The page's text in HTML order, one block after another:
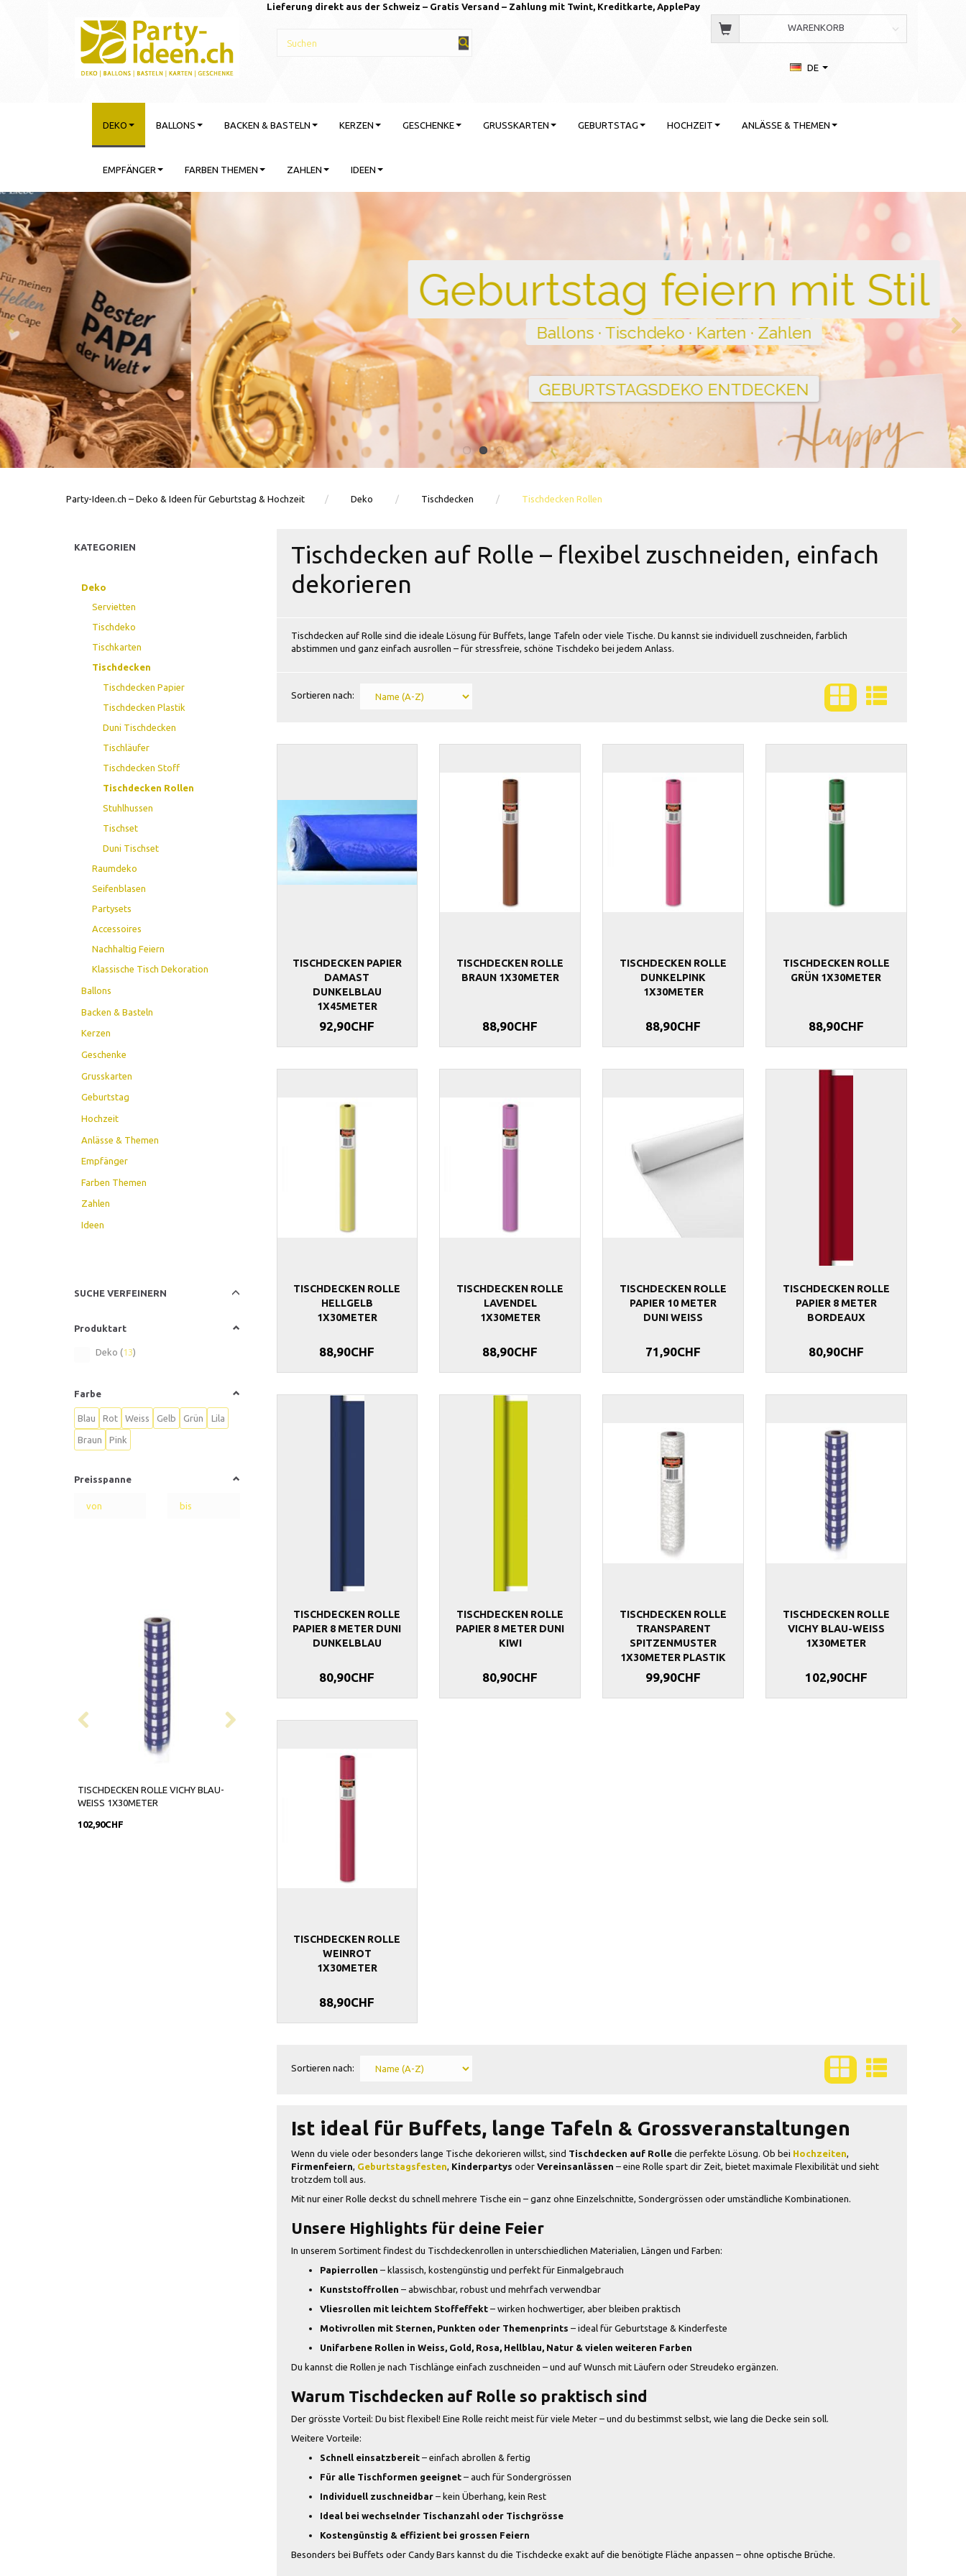
Lieferung direkt aus der Schweiz – Gratis Versand – Zahlung mit Twint, Kreditkarte, ApplePay
WARENKORB
DE
DEKO BALLONS BACKEN & BASTELN KERZEN GESCHENKE GRUSSKARTEN GEBURTSTAG HOCHZEIT ANLÄSSE & THEMEN
EMPFÄNGER FARBEN THEMEN ZAHLEN IDEEN
Geburtstag feiern mit Stil
Ballons · Tischdeko · Karten · Zahlen
GEBURTSTAGSDEKO ENTDECKEN
Party-Ideen.ch – Deko & Ideen für Geburtstag & Hochzeit Deko Tischdecken Tischdecken Rollen
KATEGORIEN
Deko
Servietten
Tischdeko
Tischkarten
Tischdecken
Tischdecken Papier
Tischdecken Plastik
Duni Tischdecken
Tischläufer
Tischdecken Stoff
Tischdecken Rollen
Stuhlhussen
Tischset
Duni Tischset
Raumdeko
Seifenblasen
Partysets
Accessoires
Nachhaltig Feiern
Klassische Tisch Dekoration
Ballons
Backen & Basteln
Kerzen
Geschenke
Grusskarten
Geburtstag
Hochzeit
Anlässe & Themen
Empfänger
Farben Themen
Zahlen
Ideen
SUCHE VERFEINERN Anzeigenfilter
Produktart
Deko (13)
Farbe
Blau Rot Weiss Gelb Grün Lila
Braun Pink
Preisspanne
TISCHDECKEN ROLLE VICHY BLAU-
WEISS 1X30METER
102,90CHF
TISCHDECKEN ROLLE GRÜN
Tischdecken auf Rolle – flexibel zuschneiden, einfach
dekorieren
Tischdecken auf Rolle sind die ideale Lösung für Buffets, lange Tafeln oder viele Tische. Du kannst sie individuell zuschneiden, farblich
abstimmen und ganz einfach ausrollen – für stressfreie, schöne Tischdeko bei jedem Anlass.
Sortieren nach:
TISCHDECKEN PAPIER
DAMAST
DUNKELBLAU
1X45METER
92,90CHF
TISCHDECKEN ROLLE
BRAUN 1X30METER
88,90CHF
TISCHDECKEN ROLLE
DUNKELPINK
1X30METER
88,90CHF
TISCHDECKEN ROLLE
GRÜN 1X30METER
88,90CHF
TISCHDECKEN ROLLE
HELLGELB
1X30METER
88,90CHF
TISCHDECKEN ROLLE
LAVENDEL
1X30METER
88,90CHF
TISCHDECKEN ROLLE
PAPIER 10 METER
DUNI WEISS
71,90CHF
TISCHDECKEN ROLLE
PAPIER 8 METER
BORDEAUX
80,90CHF
TISCHDECKEN ROLLE
PAPIER 8 METER DUNI
DUNKELBLAU
80,90CHF
TISCHDECKEN ROLLE
PAPIER 8 METER DUNI
KIWI
80,90CHF
TISCHDECKEN ROLLE
TRANSPARENT
SPITZENMUSTER
1X30METER PLASTIK
99,90CHF
TISCHDECKEN ROLLE
VICHY BLAU-WEISS
1X30METER
102,90CHF
TISCHDECKEN ROLLE
WEINROT
1X30METER
88,90CHF
Sortieren nach:
Ist ideal für Buffets, lange Tafeln & Grossveranstaltungen
Wenn du viele oder besonders lange Tische dekorieren willst, sind Tischdecken auf Rolledie perfekte Lösung. Ob bei Hochzeiten,
Firmenfeiern, Geburtstagsfesten, Kinderpartys oder Vereinsanlässen – eine Rolle spart dir Zeit, bietet maximale Flexibilität und sieht
trotzdem toll aus.
Mit nur einer Rolle deckst du schnell mehrere Tische ein – ganz ohne Einzelschnitte, Sondergrössen oder umständliche Kombinationen.
Unsere Highlights für deine Feier
In unserem Sortiment findest du Tischdeckenrollen in unterschiedlichen Materialien, Längen und Farben:
Papierrollen – klassisch, kostengünstig und perfekt für Einmalgebrauch
Kunststoffrollen – abwischbar, robust und mehrfach verwendbar
Vliesrollen mit leichtem Stoffeffekt– wirken hochwertiger, aber bleiben praktisch
Motivrollen mit Sternen, Punkten oder Themenprints – ideal für Geburtstage & Kinderfeste
Unifarbene Rollen in Weiss, Gold, Rosa, Hellblau, Natur & vielen weiteren Farben
Du kannst die Rollen je nach Tischlänge einfach zuschneiden – und auf Wunsch mit Läufern oder Streudeko ergänzen.
Warum Tischdecken auf Rolle so praktisch sind
Der grösste Vorteil: Du bist flexibel! Eine Rolle reicht meist für viele Meter – und du bestimmst selbst, wie lang die Decke sein soll.
Weitere Vorteile:
Schnell einsatzbereit– einfach abrollen & fertig
Für alle Tischformen geeignet– auch für Sondergrössen
Individuell zuschneidbar– kein Überhang, kein Rest
Ideal bei wechselnder Tischanzahl oder Tischgrösse
Kostengünstig & effizient bei grossen Feiern
Besonders bei Buffets oder Candy Bars kannst du die Tischdecke exakt auf die benötigte Fläche anpassen – ohne optische Brüche.